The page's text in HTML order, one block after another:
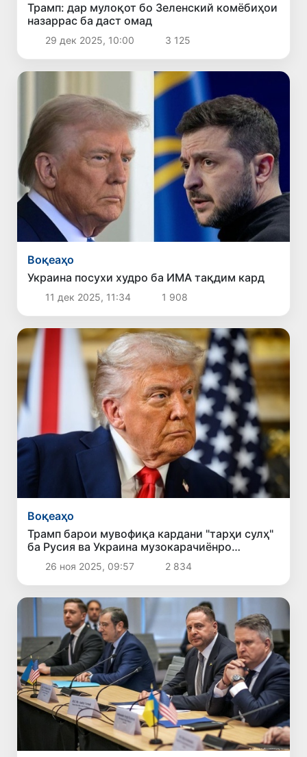
Трамп: дар мулоқот бо Зеленский комёбиҳои
назаррас ба даст омад
29 дек 2025, 10:00 3 125
Воқеаҳо
Украина посухи худро ба ИМА тақдим кард
11 дек 2025, 11:34 1 908
Воқеаҳо
Трамп барои мувофиқа кардани "тарҳи сулҳ"
ба Русия ва Украина музокарачиёнро
фиристод
26 ноя 2025, 09:57 2 834